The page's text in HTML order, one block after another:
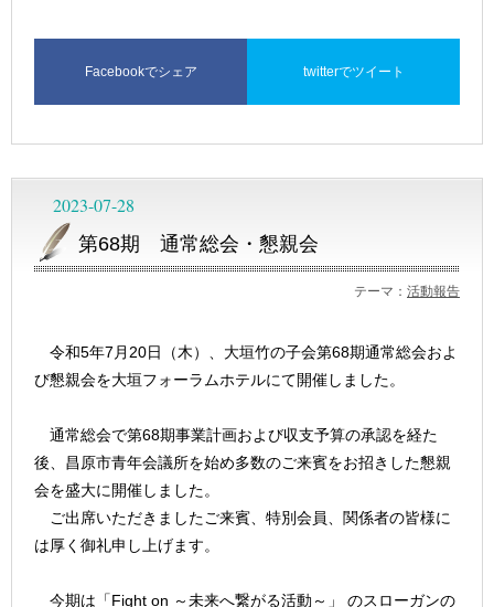
Facebookでシェア twitterでツイート
第68期 通常総会・懇親会
2023-07-28
テーマ： 活動報告
令和5年7月20日（木）、大垣竹の子会第68期通常総会およ
び懇親会を大垣フォーラムホテルにて開催しました。
通常総会で第68期事業計画および収支予算の承認を経た
後、昌原市青年会議所を始め多数のご来賓をお招きした懇親
会を盛大に開催しました。
ご出席いただきましたご来賓、特別会員、関係者の皆様に
は厚く御礼申し上げます。
今期は「Fight on ～未来へ繋がる活動～」 のスローガンの